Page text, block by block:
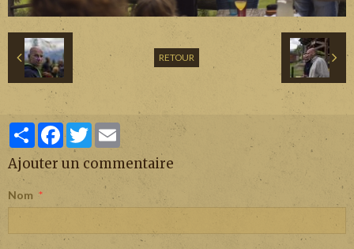
RETOUR
PartagerFacebook
Twitter Email
Ajouter un commentaire
Nom